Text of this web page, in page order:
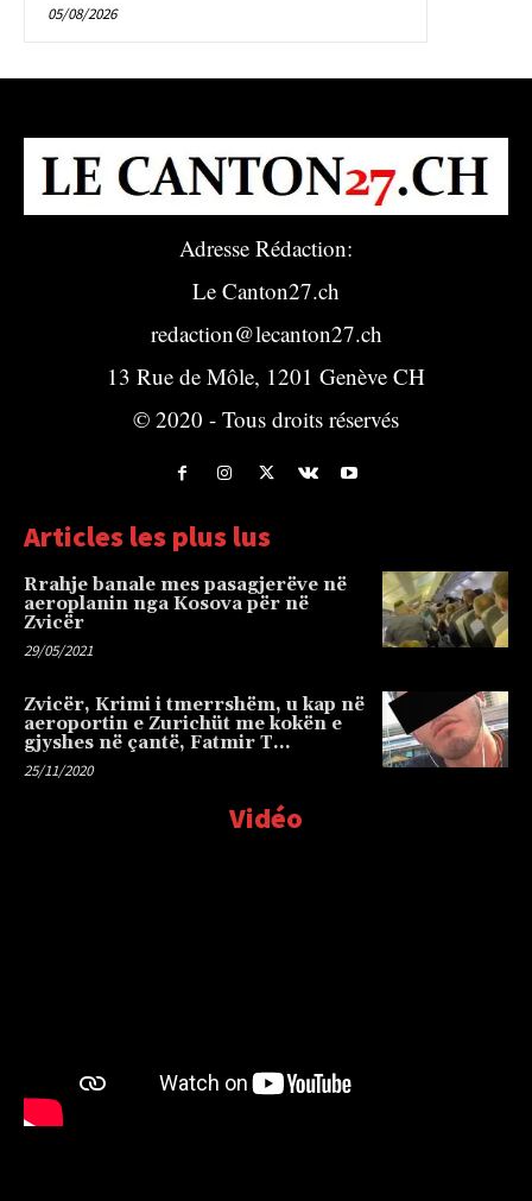
05/08/2026
Adresse Rédaction:
Le Canton27.ch
redaction@lecanton27.ch
13 Rue de Môle, 1201 Genève CH
© 2020 - Tous droits réservés
Articles les plus lus
Rrahje banale mes pasagjerëve në
aeroplanin nga Kosova për në
Zvicër
29/05/2021
Zvicër, Krimi i tmerrshëm, u kap në
aeroportin e Zurichüt me kokën e
gjyshes në çantë, Fatmir T…
25/11/2020
Vidéo